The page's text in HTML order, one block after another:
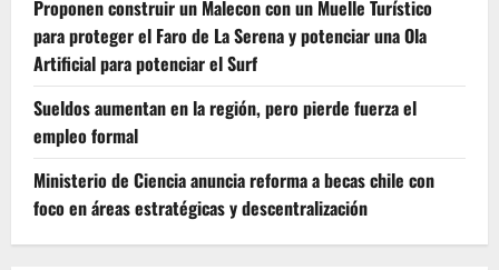
Proponen construir un Malecon con un Muelle Turístico
para proteger el Faro de La Serena y potenciar una Ola
Artificial para potenciar el Surf
Sueldos aumentan en la región, pero pierde fuerza el
empleo formal
Ministerio de Ciencia anuncia reforma a becas chile con
foco en áreas estratégicas y descentralización